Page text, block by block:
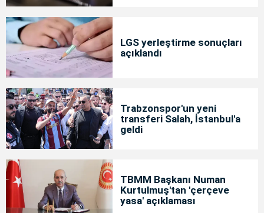
LGS yerleştirme sonuçları
açıklandı
Trabzonspor'un yeni
transferi Salah, İstanbul'a
geldi
TBMM Başkanı Numan
Kurtulmuş'tan 'çerçeve
yasa' açıklaması